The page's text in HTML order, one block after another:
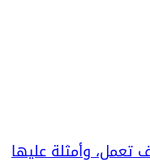
تعمل، وأمثلة عليها